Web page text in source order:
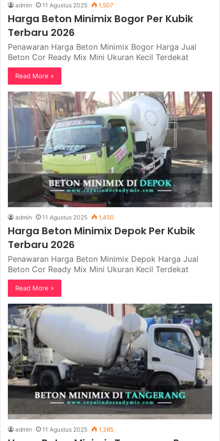
admin 11 Agustus 2025 1,507
Harga Beton Minimix Bogor Per Kubik
Terbaru 2026
Penawaran Harga Beton Minimix Bogor Harga Jual
Beton Cor Ready Mix Mini Ukuran Kecil Terdekat
Read More »
admin 11 Agustus 2025 1,450
Harga Beton Minimix Depok Per Kubik
Terbaru 2026
Penawaran Harga Beton Minimix Depok Harga Jual
Beton Cor Ready Mix Mini Ukuran Kecil Terdekat
Read More »
admin 11 Agustus 2025 1,385